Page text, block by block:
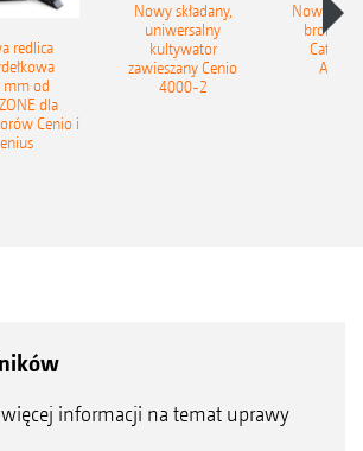
redlica
mm od
dla
Cenio i
Nowy składany,
uniwersalny
kultywator
zawieszany Cenio
4000-2
Nowe
brony
informacji na temat uprawy